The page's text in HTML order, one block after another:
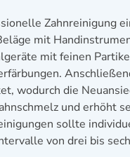
Zahnreinigung
mit
mit feinen
wodurch die
und erhöht
sollte
von drei bis